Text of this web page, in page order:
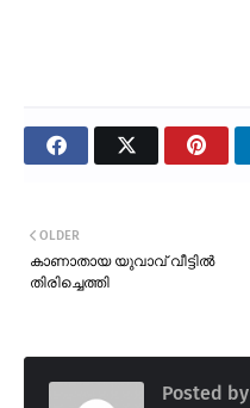
OLDER
കാണാതായ യുവാവ് വീട്ടിൽ
തിരിച്ചെത്തി
Posted by